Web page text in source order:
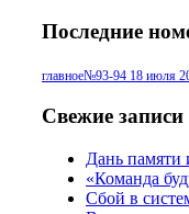
Последние
главное№93-94 18 июля
Свежие записи
Дань памяти
«Команда
Сбой в